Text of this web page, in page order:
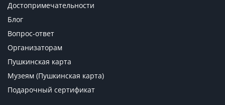
Достопримечательности
Блог
Вопрос-ответ
Организаторам
Пушкинская карта
Музеям (Пушкинская карта)
Подарочный сертификат